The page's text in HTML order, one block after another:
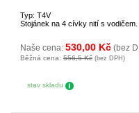
Typ: T4V
Stojánek na 4 cívky nití s vodičem.
Naše cena: 530,00 Kč (bez
Běžná cena: 556,5 Kč (bez DPH)
stav skladu